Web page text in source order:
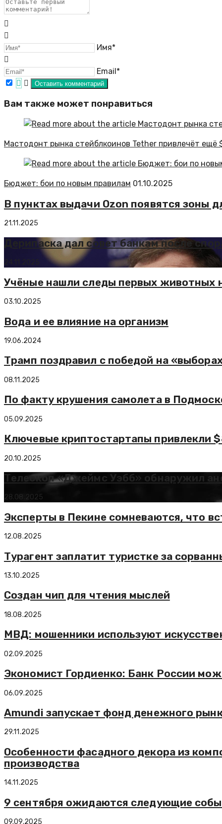
Имя*
Email*
Вам также может понравиться
Мастодонт рынка стейблкоинов Tether привлечёт ещё
Бюджет: бои по новым правилам 01.10.2025
В пунктах выдачи Ozon появятся зоны
21.11.2025
Дерипаска дал совет банкам после
24.11.2025
Учёные нашли следы первых животных
03.10.2025
Вода и ее влияние на организм
19.06.2024
Трамп поздравил с победой на
08.11.2025
По факту крушения самолета в
05.09.2025
Ключевые криптостартапы привлекли
20.10.2025
Телескоп «Джеймс Уэбб» обнаружил
28.08.2025
Эксперты в Пекине сомневаются, что
12.08.2025
Турагент заплатит туристке за
13.10.2025
Создан чип для чтения мыслей
18.08.2025
МВД: мошенники используют
02.09.2025
Экономист Гордиенко: Банк России
06.09.2025
Amundi запускает фонд денежного
29.11.2025
Особенности фасадного декора из
производства
14.11.2025
9 сентября ожидаются следующие
09.09.2025